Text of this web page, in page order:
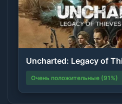
Uncharted: Legacy of
Очень положительные (91%)